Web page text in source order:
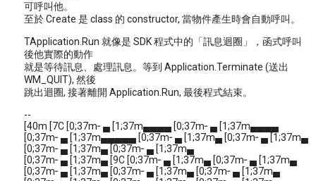
可呼叫他。
至於 Create 是 class 的 constructor, 當物件產生時會自動呼叫。
TApplication.Run 就像是 SDK 程式中的「訊息迴圈」，函式呼叫
後他實際的動作
就是等待訊息、處理訊息。等到 Application.Terminate (送出
WM_QUIT), 然後
跳出迴圈, 接著離開 Application.Run, 最後程式結束。
--
[40m [7C [0;37m╴▄ [1;37m▄▄▄▄ [0;37m╴▄ [1;37m▄▄▄▄
[0;37m╴▄ [1;37m▄▄▄▄▄ [0;37m╴▄ [1;37m▄ [0;37m╴▄ [1;37m▄
[0;37m╴▄ [1;37m▄ [0;37m╴▄ [1;37m▄
[0;37m╴▄ [1;37m▄ [9C [0;37m╴▄ [1;37m▄ [0;37m╴▄ [1;37m▄
[0;37m╴▄ [1;37m▄ [0;37m╴▄ [1;37m▄ [0;37m╴▄ [1;37m▄